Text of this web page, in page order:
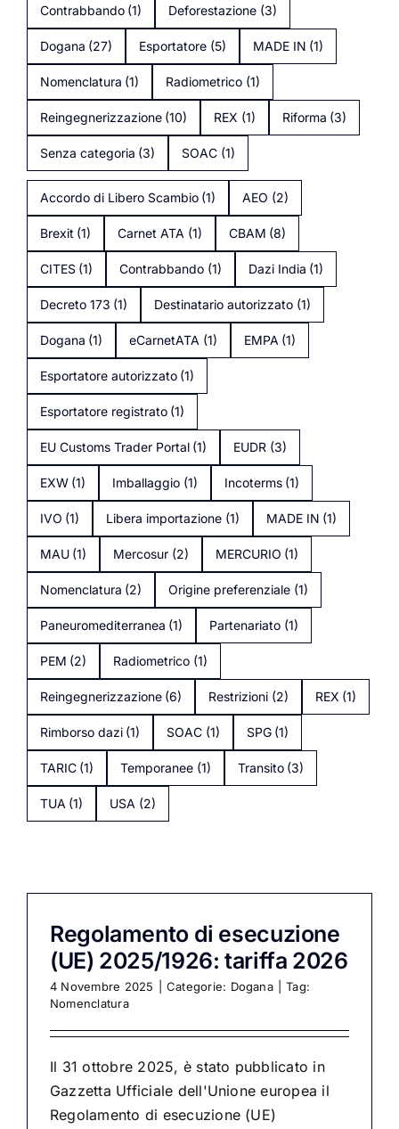
Contrabbando (1) Deforestazione (3)
Dogana (27) Esportatore (5) MADE IN (1)
Nomenclatura (1) Radiometrico (1)
Reingegnerizzazione (10) REX (1) Riforma (3)
Senza categoria (3) SOAC (1)
Accordo di Libero Scambio (1) AEO (2)
Brexit (1) Carnet ATA (1) CBAM (8)
CITES (1) Contrabbando (1) Dazi India (1)
Decreto 173 (1) Destinatario autorizzato (1)
Dogana (1) eCarnetATA (1) EMPA (1)
Esportatore autorizzato (1)
Esportatore registrato (1)
EU Customs Trader Portal (1) EUDR (3)
EXW (1) Imballaggio (1) Incoterms (1)
IVO (1) Libera importazione (1) MADE IN (1)
MAU (1) Mercosur (2) MERCURIO (1)
Nomenclatura (2) Origine preferenziale (1)
Paneuromediterranea (1) Partenariato (1)
PEM (2) Radiometrico (1)
Reingegnerizzazione (6) Restrizioni (2) REX (1)
Rimborso dazi (1) SOAC (1) SPG (1)
TARIC (1) Temporanee (1) Transito (3)
TUA (1) USA (2)
Regolamento di esecuzione
(UE) 2025/1926: tariffa 2026
4 Novembre 2025 Categorie: Dogana
Tag:
Nomenclatura
Il 31 ottobre 2025, è stato pubblicato in
Gazzetta Ufficiale dell'Unione europea il
Regolamento di esecuzione (UE)